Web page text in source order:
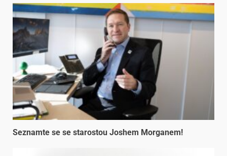
Seznamte se se starostou Joshem Morganem!